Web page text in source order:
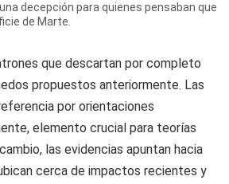
decepción para quienes pensaban que
de Marte.
que descartan por completo
propuestos anteriormente. Las
por orientaciones
elemento crucial para teorías
las evidencias apuntan hacia
cerca de impactos recientes y